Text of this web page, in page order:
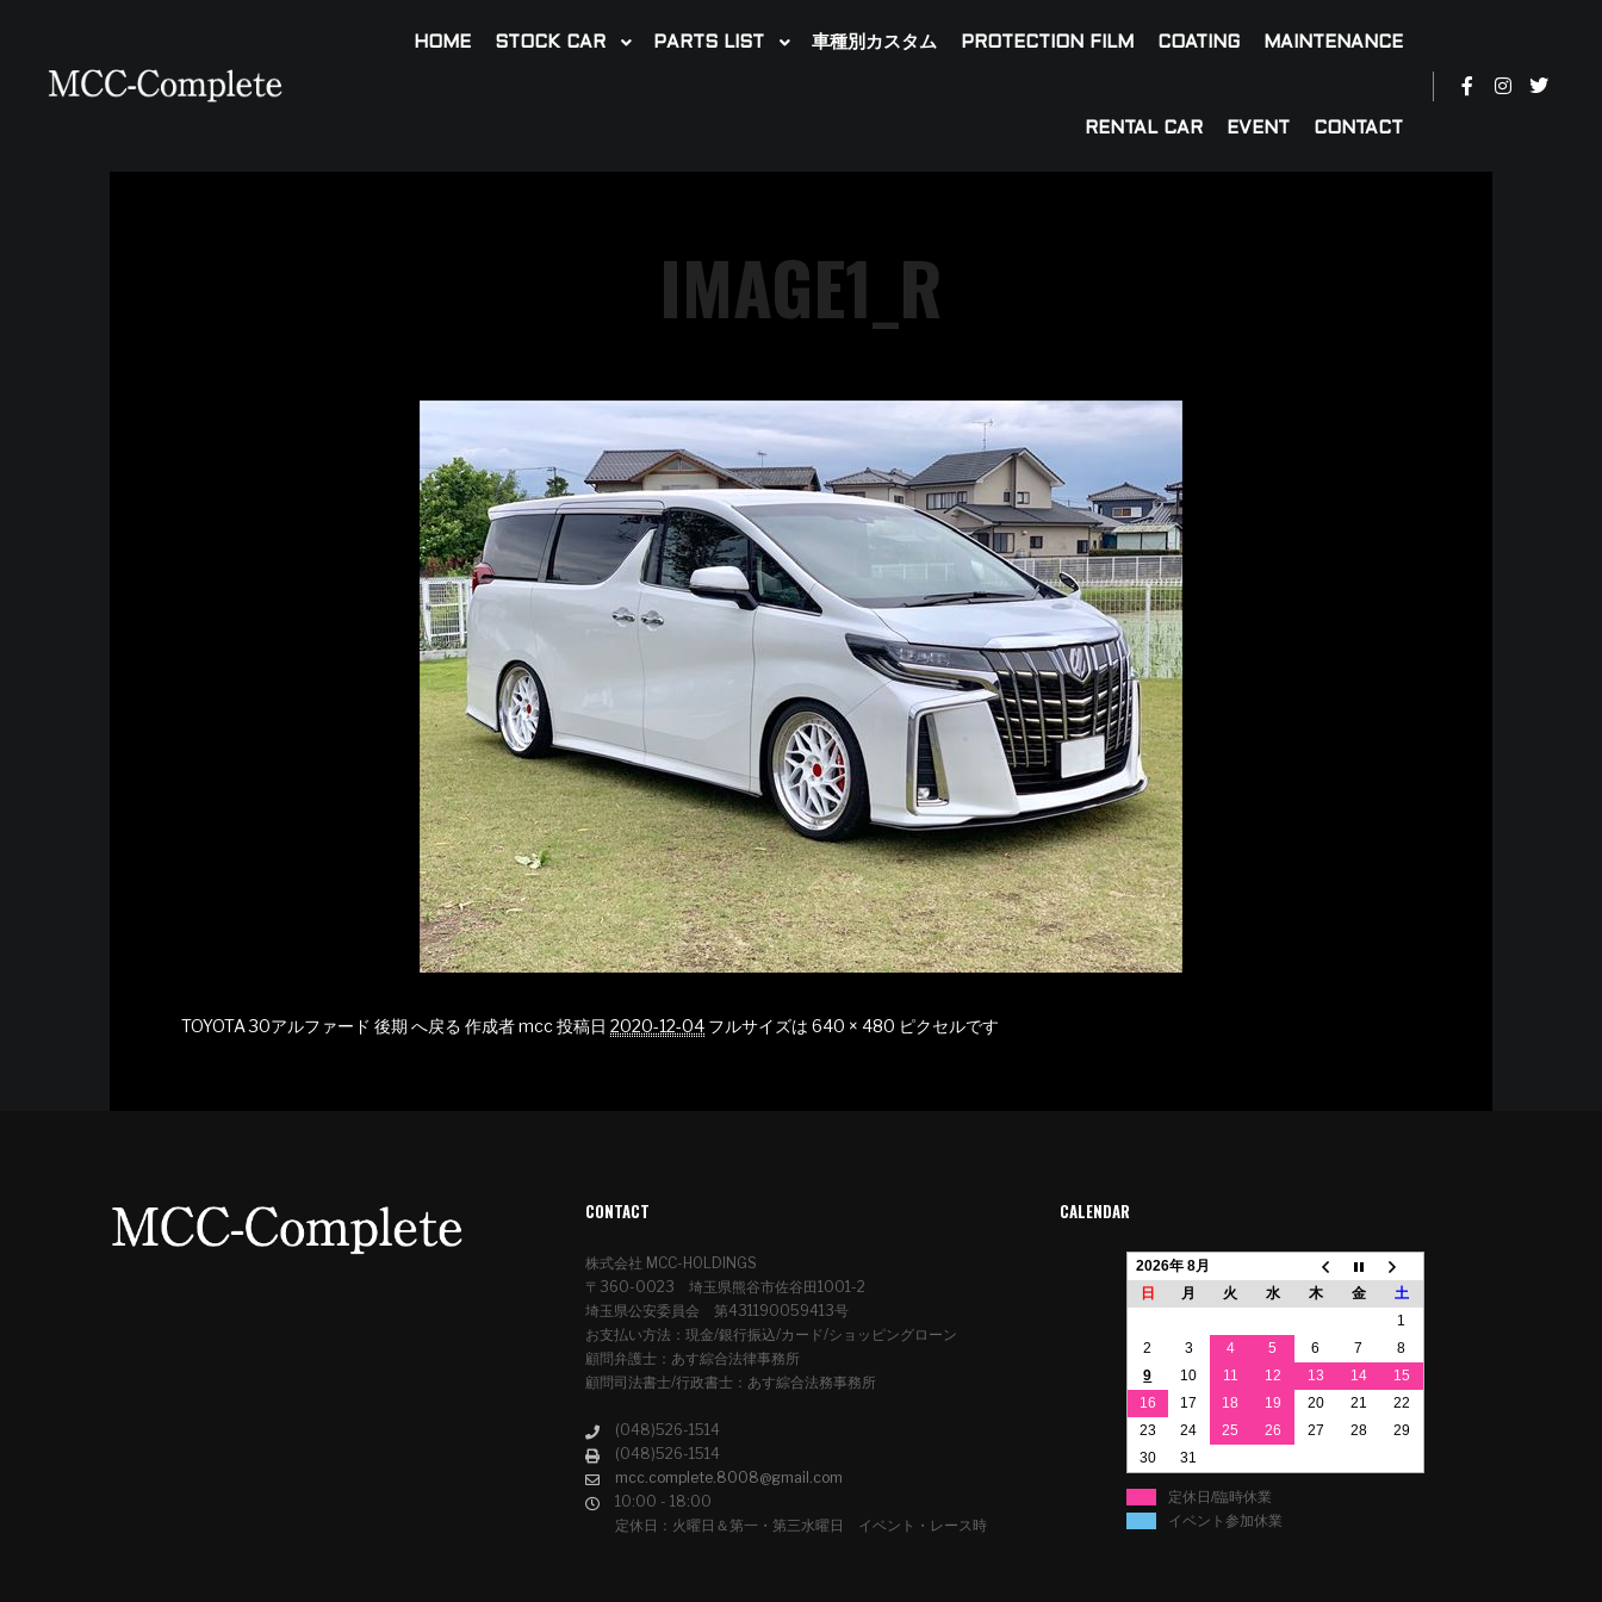
HOME STOCK CAR PARTS LIST 車種別カスタム PROTECTION FILM COATING MAINTENANCE
RENTAL CAR EVENT CONTACT
IMAGE1_R
TOYOTA 30アルファード 後期 へ戻る 作成者mcc投稿日 2020-12-04 フルサイズは 640 × 480 ピクセルです
CONTACT
株式会社 MCC-HOLDINGS
〒360-0023 埼玉県熊谷市佐谷田1001-2
埼玉県公安委員会 第431190059413号
お支払い方法：現金/銀行振込/カード/ショッピングローン
顧問弁護士：あす綜合法律事務所
顧問司法書士/行政書士：あす綜合法務事務所
(048)526-1514
(048)526-1514
mcc.complete.8008@gmail.com
10:00 - 18:00
定休日：火曜日＆第一・第三水曜日 イベント・レース時
CALENDAR
2026年 8月
日
月 火 水 木 金
土
1
2
3 4 5 6 7
8
9
10 11 12 13 14
15
16
17 18 19 20 21
22
23
24 25 26 27 28
29
30
31
定休日/臨時休業
イベント参加休業